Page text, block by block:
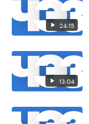
24:15
13:04